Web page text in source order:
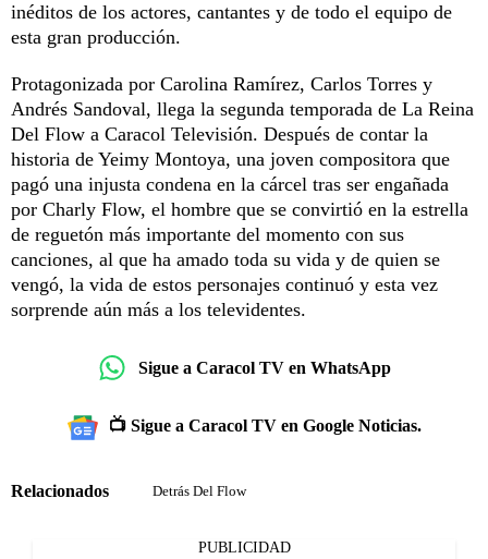
inéditos de los actores, cantantes y de todo el equipo de
esta gran producción.
Protagonizada por Carolina Ramírez, Carlos Torres y
Andrés Sandoval, llega la segunda temporada de La Reina
Del Flow a Caracol Televisión. Después de contar la
historia de Yeimy Montoya, una joven compositora que
pagó una injusta condena en la cárcel tras ser engañada
por Charly Flow, el hombre que se convirtió en la estrella
de reguetón más importante del momento con sus
canciones, al que ha amado toda su vida y de quien se
vengó, la vida de estos personajes continuó y esta vez
sorprende aún más a los televidentes.
Sigue a Caracol TV en WhatsApp
📺 Sigue a Caracol TV en Google Noticias.
Relacionados Detrás Del Flow
PUBLICIDAD